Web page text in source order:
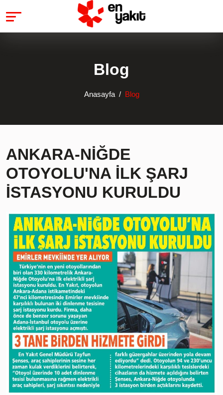
Blog
Anasayfa Blog
ANKARA-NİĞDE
OTOYOLU'NA İLK ŞARJ
İSTASYONU KURULDU